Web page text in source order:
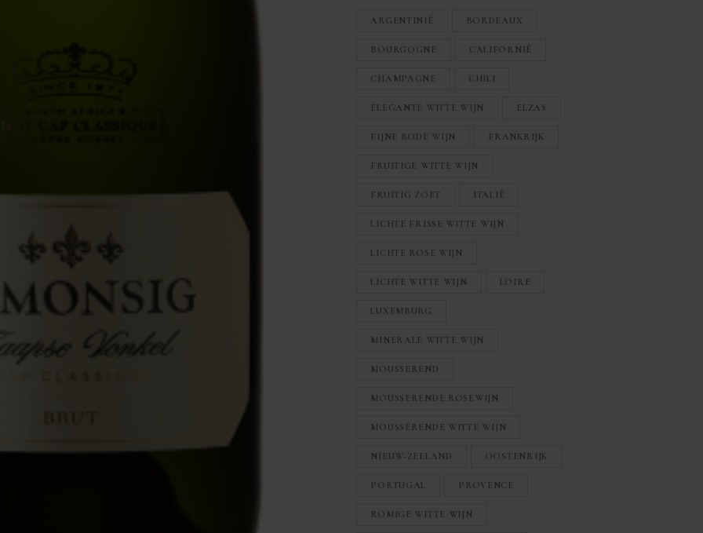
ARGENTINIË BORDEAUX
BOURGOGNE CALIFORNIË
CHAMPAGNE CHILI
ELEGANTE WITTE WIJN ELZAS
FIJNE RODE WIJN FRANKRIJK
FRUITIGE WITTE WIJN
FRUITIG ZOET ITALIË
LICHTE FRISSE WITTE WIJN
LICHTE ROSÉ WIJN
LICHTE WITTE WIJN LOIRE
LUXEMBURG
MINERALE WITTE WIJN
MOUSSEREND
MOUSSERENDE ROSEWIJN
MOUSSERENDE WITTE WIJN
NIEUW-ZEELAND OOSTENRIJK
PORTUGAL PROVENCE
ROMIGE WITTE WIJN